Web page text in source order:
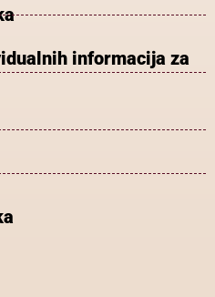
informacija za